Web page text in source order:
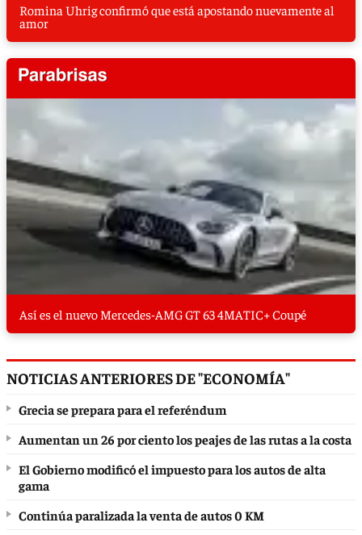
Romina Uhrig confirmó que está apostando nuevamente al
amor
Así es el nuevo Mercedes-AMG GT 63 4MATIC+ Coupé
NOTICIAS ANTERIORES DE "ECONOMÍA"
Grecia se prepara para el referéndum
Aumentan un 26 por ciento los peajes de las rutas a la costa
El Gobierno modificó el impuesto para los autos de alta
gama
Continúa paralizada la venta de autos 0 KM